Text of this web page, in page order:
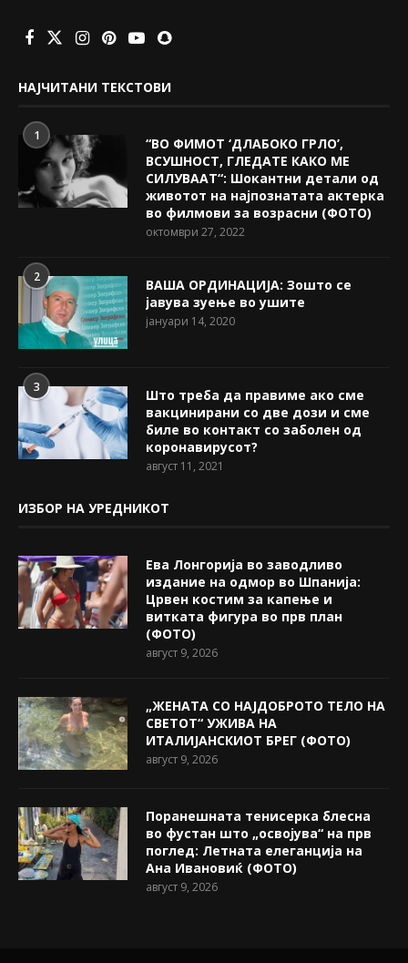
НАЈЧИТАНИ ТЕКСТОВИ
1
“ВО ФИМОТ ‘ДЛАБОКО ГРЛО’,
ВСУШНОСТ, ГЛЕДАТЕ КАКО МЕ
СИЛУВААТ“: Шокантни детали од
животот на најпознатата актерка
во филмови за возрасни (ФОТО)
октомври 27, 2022
2
ВАША ОРДИНАЦИЈА: Зошто се
јавува зуење во ушите
јануари 14, 2020
3
Што треба да правиме ако сме
вакцинирани со две дози и сме
биле во контакт со заболен од
коронавирусот?
август 11, 2021
ИЗБОР НА УРЕДНИКОТ
Ева Лонгорија во заводливо
издание на одмор во Шпанија:
Црвен костим за капење и
витката фигура во прв план
(ФОТО)
август 9, 2026
„ЖЕНАТА СО НАЈДОБРОТО ТЕЛО НА
СВЕТОТ“ УЖИВА НА
ИТАЛИЈАНСКИОТ БРЕГ (ФОТО)
август 9, 2026
Поранешната тенисерка блесна
во фустан што „освојува“ на прв
поглед: Летната елеганција на
Ана Ивановиќ (ФОТО)
август 9, 2026